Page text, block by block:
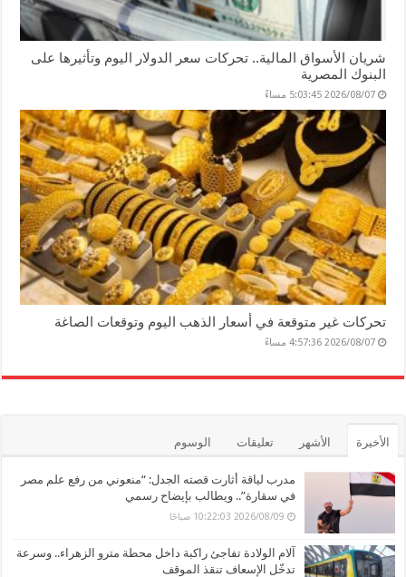
شريان الأسواق المالية.. تحركات سعر الدولار اليوم وتأثيرها على
البنوك المصرية
2026/08/07 5:03:45 مساءً
تحركات غير متوقعة في أسعار الذهب اليوم وتوقعات الصاغة
2026/08/07 4:57:36 مساءً
الأخيرة الأشهر تعليقات الوسوم
مدرب لياقة أثارت قصته الجدل: “منعوني من رفع علم مصر
في سقارة”.. ويطالب بإيضاح رسمي
2026/08/09 10:22:03 صباحًا
آلام الولادة تفاجئ راكبة داخل محطة مترو الزهراء.. وسرعة
تدخّل الإسعاف تنقذ الموقف